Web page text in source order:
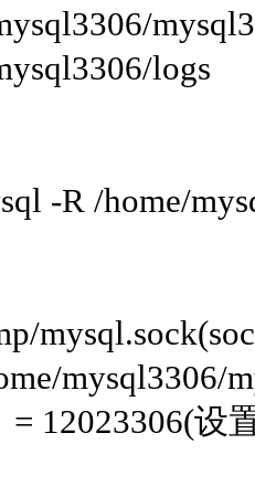
logs
-R /home/
mysql3306/
设置